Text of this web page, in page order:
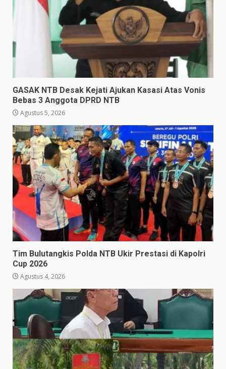
GASAK NTB Desak Kejati Ajukan Kasasi Atas Vonis
Bebas 3 Anggota DPRD NTB
Agustus 5, 2026
Tim Bulutangkis Polda NTB Ukir Prestasi di Kapolri
Cup 2026
Agustus 4, 2026